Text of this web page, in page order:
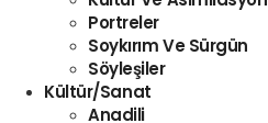
Portreler
Soykırım Ve Sürgün
Söyleşiler
Kültür/Sanat
Anadili